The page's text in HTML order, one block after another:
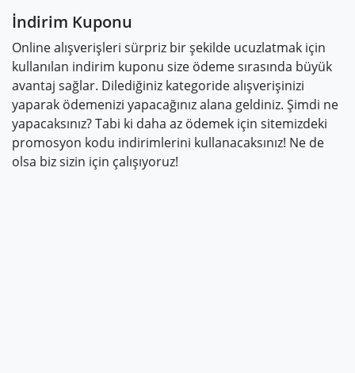
İndirim Kuponu
Online alışverişleri sürpriz bir şekilde ucuzlatmak için
kullanılan indirim kuponu size ödeme sırasında büyük
avantaj sağlar. Dilediğiniz kategoride alışverişinizi
yaparak ödemenizi yapacağınız alana geldiniz. Şimdi ne
yapacaksınız? Tabi ki daha az ödemek için sitemizdeki
promosyon kodu indirimlerini kullanacaksınız! Ne de
olsa biz sizin için çalışıyoruz!